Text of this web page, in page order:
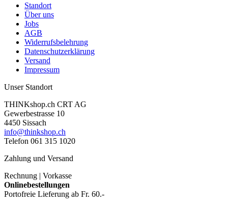
Standort
Über uns
Jobs
AGB
Widerrufsbelehrung
Datenschutzerklärung
Versand
Impressum
Unser Standort
THINKshop.ch CRT AG
Gewerbestrasse 10
4450 Sissach
info@thinkshop.ch
Telefon 061 315 1020
Zahlung und Versand
Rechnung | Vorkasse
Onlinebestellungen
Portofreie Lieferung ab Fr. 60.-